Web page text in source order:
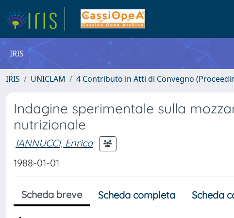
IRIS
IRIS UNICLAM 4 Contributo in Atti di Convegno
Indagine sperimentale sulla
nutrizionale
IANNUCCI, Enrica
1988-01-01
Scheda breve Scheda completa Scheda